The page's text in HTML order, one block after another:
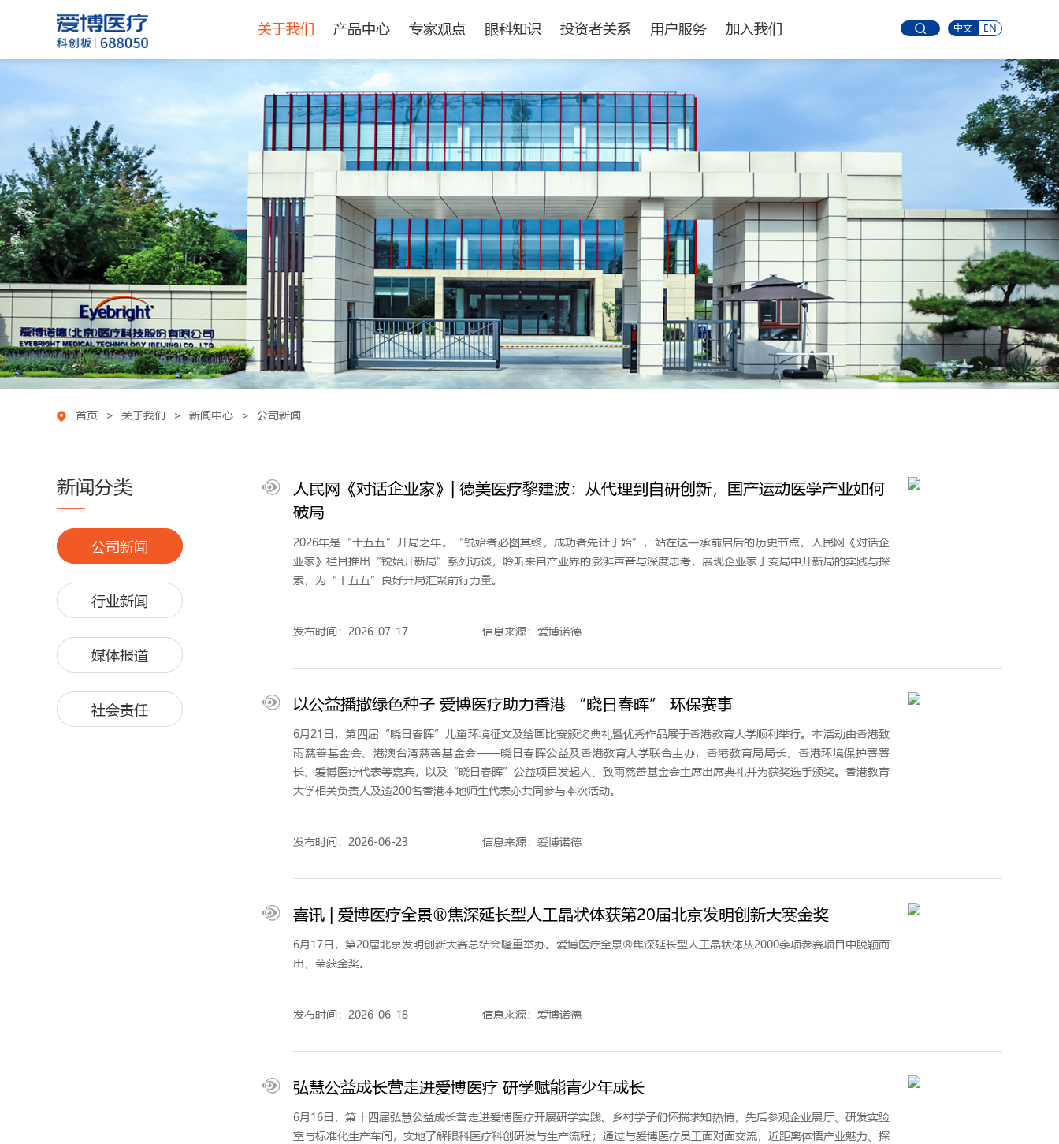
中文 EN
关于我们 产品中心 专家观点 眼科知识 投资者关系 用户服务 加入我们
首页 > 关于我们 > 新闻中心 > 公司新闻
新闻分类
公司新闻
行业新闻
媒体报道
社会责任
人民网《对话企业家》| 德美医疗黎建波：从代理到自研创新，国产运动医学产业如何
破局
2026年是“十五五”开局之年。“锐始者必图其终，成功者先计于始”，站在这一承前启后的历史节点，人民网《对话企
业家》栏目推出“锐始开新局”系列访谈，聆听来自产业界的澎湃声音与深度思考，展现企业家于变局中开新局的实践与探
索，为“十五五”良好开局汇聚前行力量。
发布时间：2026-07-17 信息来源：爱博诺德
以公益播撒绿色种子 爱博医疗助力香港 “晓日春晖” 环保赛事
6月21日，第四届“晓日春晖”儿童环境征文及绘画比赛颁奖典礼暨优秀作品展于香港教育大学顺利举行。本活动由香港致
雨慈善基金会、港澳台湾慈善基金会——晓日春晖公益及香港教育大学联合主办，香港教育局局长、香港环境保护署署
长、爱博医疗代表等嘉宾，以及“晓日春晖”公益项目发起人、致雨慈善基金会主席出席典礼并为获奖选手颁奖。香港教育
大学相关负责人及逾200名香港本地师生代表亦共同参与本次活动。
发布时间：2026-06-23 信息来源：爱博诺德
喜讯 | 爱博医疗全景®焦深延长型人工晶状体获第20届北京发明创新大赛金奖
​6月17日，第20届北京发明创新大赛总结会隆重举办。爱博医疗全景®焦深延长型人工晶状体从2000余项参赛项目中脱颖而
出，荣获金奖。
发布时间：2026-06-18 信息来源：爱博诺德
弘慧公益成长营走进爱博医疗 研学赋能青少年成长
6月16日，第十四届弘慧公益成长营走进爱博医疗开展研学实践。乡村学子们怀揣求知热情，先后参观企业展厅、研发实验
室与标准化生产车间，实地了解眼科医疗科创研发与生产流程；通过与爱博医疗员工面对面交流，近距离体悟产业魅力、探